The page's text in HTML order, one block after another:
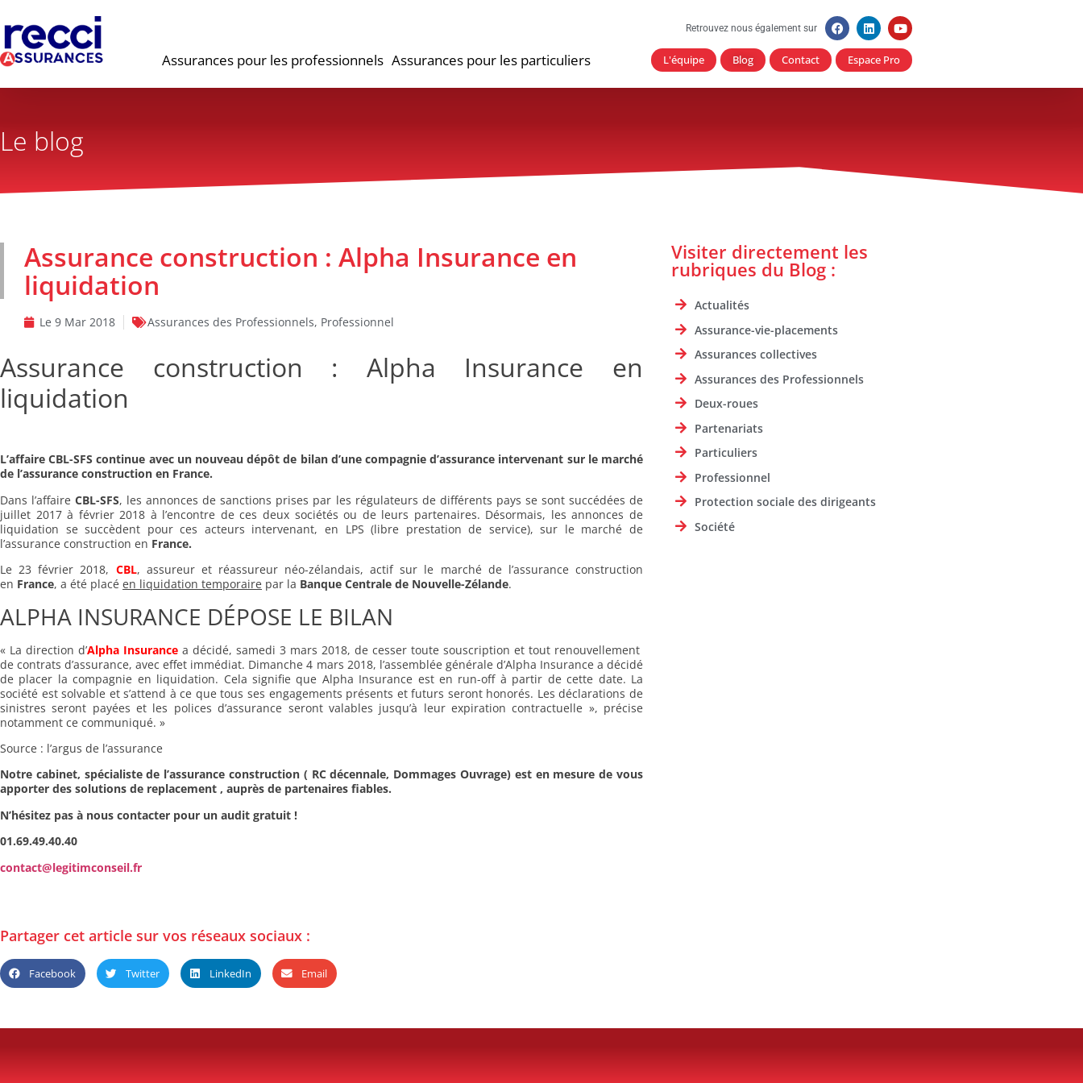
Assurances pour les professionnels Assurances pour les particuliers
Retrouvez nous également sur
L'équipe Blog Contact Espace Pro
Le blog
Assurance construction : Alpha Insurance en
liquidation
Le 9 Mar 2018 Assurances des Professionnels, Professionnel
Assurance construction : Alpha Insurance en
liquidation
L’affaire CBL-SFS continue avec un nouveau dépôt de bilan d’une compagnie d’assurance intervenant sur le marché
de l’assurance construction en France.
Dans l’affaireCBL-SFS, les annonces de sanctions prises par les régulateurs de différents pays se sont succédées de
juillet 2017 à février 2018 à l’encontre de ces deux sociétés ou de leurs partenaires. Désormais, les annonces de
liquidation se succèdent pour ces acteurs intervenant, en LPS (libre prestation de service), sur le marché de
l’assurance construction en France.
Le 23 février 2018, CBL, assureur et réassureur néo-zélandais, actif sur le marché de l’assurance construction
en France, a été placé en liquidation temporaire par la Banque Centrale de Nouvelle-Zélande.
ALPHA INSURANCE DÉPOSE LE BILAN
« La direction d’Alpha Insurance a décidé, samedi 3 mars 2018, de cesser toute souscription et tout renouvellement
de contrats d’assurance, avec effet immédiat. Dimanche 4 mars 2018, l’assemblée générale d’Alpha Insurance a décidé
de placer la compagnie en liquidation. Cela signifie que Alpha Insurance est en run-off à partir de cette date. La
société est solvable et s’attend à ce que tous ses engagements présents et futurs seront honorés. Les déclarations de
sinistres seront payées et les polices d’assurance seront valables jusqu’à leur expiration contractuelle », précise
notamment ce communiqué. »
Source : l’argus de l’assurance
Notre cabinet, spécialiste de l’assurance construction ( RC décennale, Dommages Ouvrage) est en mesure de vous
apporter des solutions de replacement , auprès de partenaires fiables.
N’hésitez pas à nous contacter pour un audit gratuit !
01.69.49.40.40
contact@legitimconseil.fr
Partager cet article sur vos réseaux sociaux :
Facebook Twitter LinkedIn Email
Visiter directement les
rubriques du Blog :
Actualités
Assurance-vie-placements
Assurances collectives
Assurances des Professionnels
Deux-roues
Partenariats
Particuliers
Professionnel
Protection sociale des dirigeants
Société